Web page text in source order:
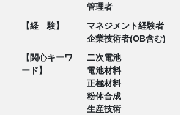
管理者
【経 験】
マネジメント経験者
企業技術者(OB含む)
【関心キーワ
ード】
二次電池
電池材料
正極材料
粉体合成
生産技術